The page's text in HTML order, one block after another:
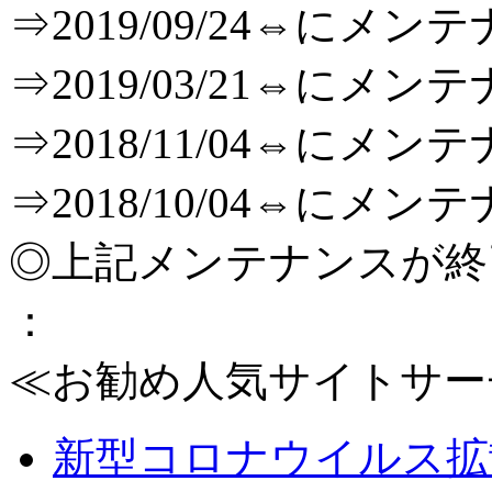
⇒2019/09/24⇔にメンテ
⇒2019/03/21⇔にメンテ
⇒2018/11/04⇔にメンテ
⇒2018/10/04⇔にメンテ
◎上記メンテナンスが
：
≪お勧め人気サイトサ
新型コロナウイルス